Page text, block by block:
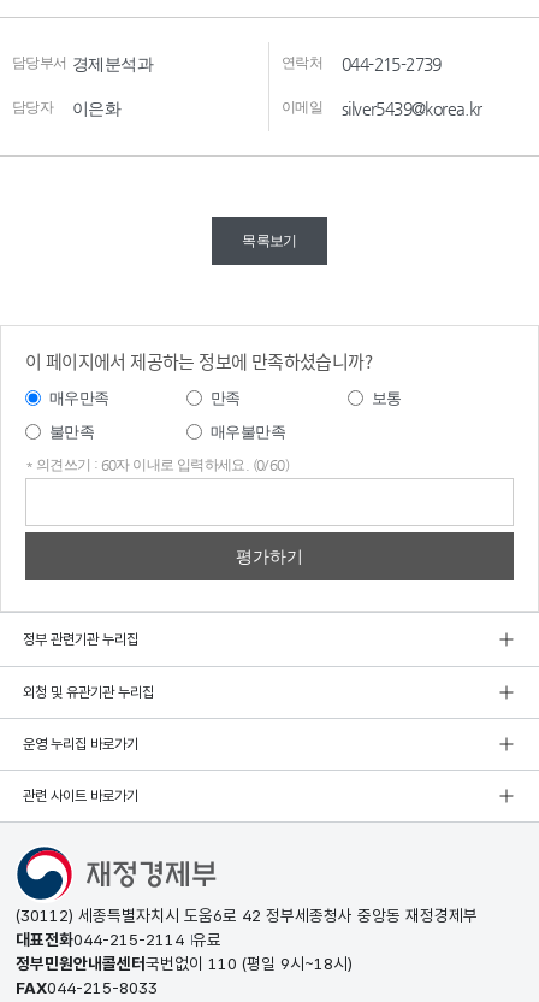
담당부서 경제분석과 연락처 044-215-2739
담당자 이은화 이메일 silver5439@korea.kr
목록보기
이 페이지에서 제공하는 정보에 만족하셨습니까?
매우만족 만족
보통
불만족
매우불만족
* 의견쓰기 : 60자 이내로 입력하세요. (0/60)
정부 관련기관 누리집
외청 및 유관기관 누리집
운영 누리집 바로가기
관련 사이트 바로가기
(30112) 세종특별자치시 도움6로 42 정부세종청사 중앙동 재정경제부
대표전화044-215-2114 유료
정부민원안내콜센터국번없이 110 (평일 9시~18시)
FAX044-215-8033